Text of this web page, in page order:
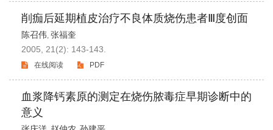
削痂后延期植皮治疗不良体质烧伤患者Ⅲ度创面
陈召伟, 张福奎
2005, 21(2): 143-143.
在线阅读 PDF
血浆降钙素原的测定在烧伤脓毒症早期诊断中的
意义